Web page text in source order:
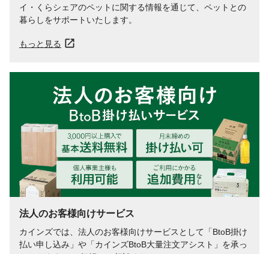
生産国
日本
賞味期間（日）
750
対象動物
イ・くらシェアのペットに関する情報を通じて、ペットとの
暮らしをサポートいたします。
もっと見る
法人のお客様向けサービス
カインズでは、法人のお客様向けサービスとして「BtoB掛け
払い申し込み」や「カインズBtoB大量注文アシスト」を承っ